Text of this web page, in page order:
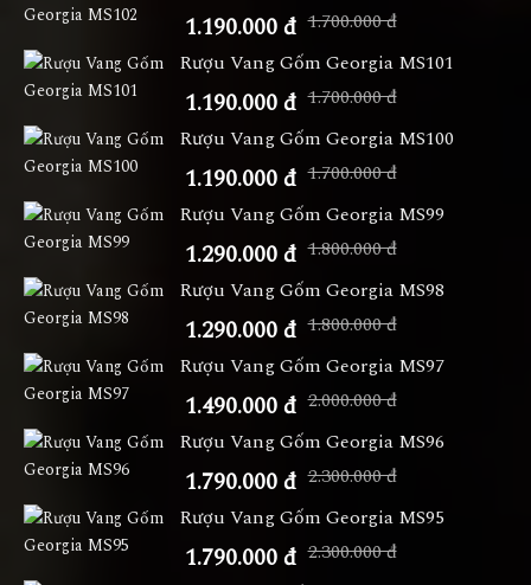
1.190.000 đ 1.700.000 đ
Rượu Vang Gốm Georgia MS101
1.190.000 đ 1.700.000 đ
Rượu Vang Gốm Georgia MS100
1.190.000 đ 1.700.000 đ
Rượu Vang Gốm Georgia MS99
1.290.000 đ 1.800.000 đ
Rượu Vang Gốm Georgia MS98
1.290.000 đ 1.800.000 đ
Rượu Vang Gốm Georgia MS97
1.490.000 đ 2.000.000 đ
Rượu Vang Gốm Georgia MS96
1.790.000 đ 2.300.000 đ
Rượu Vang Gốm Georgia MS95
1.790.000 đ 2.300.000 đ